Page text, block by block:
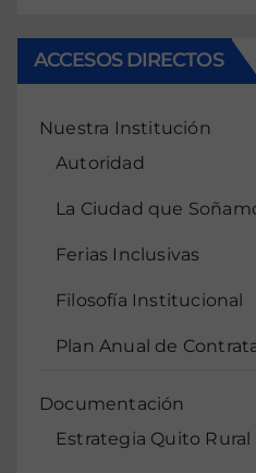
ACCESOS DIRECTOS
Nuestra Institución
Autoridad
La Ciudad que
Ferias Inclusivas
Filosofía Institucional
Plan Anual de
Documentación
Estrategia Quito Rural